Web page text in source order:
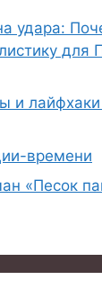
удара:
для
и
времени
«Песок